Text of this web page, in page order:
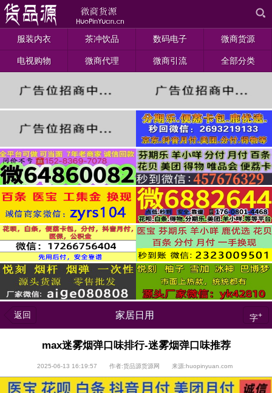
服装内衣 茶冲饮品 数码电子 微商货源
电视购物 微商代理 微商引流 全部分类
返回 家居日用 字+
max迷雾烟弹口味排行-迷雾烟弹口味推荐
2025-06-13 16:19:57 作者:货品源货源网 来源:huopinyuan.com